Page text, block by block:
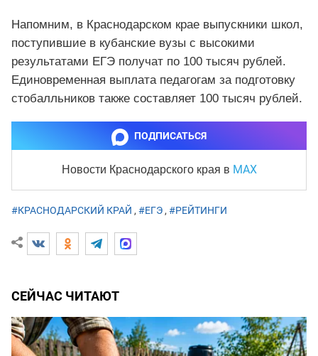
Напомним, в Краснодарском крае выпускники школ,
поступившие в кубанские вузы с высокими
результатами ЕГЭ получат по 100 тысяч рублей.
Единовременная выплата педагогам за подготовку
стобалльников также составляет 100 тысяч рублей.
ПОДПИСАТЬСЯ
Новости Краснодарского края в MAX
#КРАСНОДАРСКИЙ КРАЙ , #ЕГЭ, #РЕЙТИНГИ
СЕЙЧАС ЧИТАЮТ